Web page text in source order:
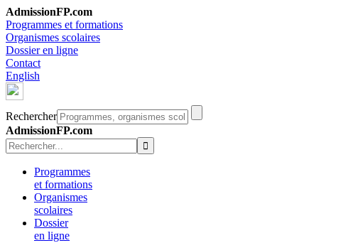
AdmissionFP.com
Programmes et formations
Organismes scolaires
Dossier en ligne
Contact
English
Rechercher
AdmissionFP.com
Programmes
et formations
Organismes
scolaires
Dossier
en ligne